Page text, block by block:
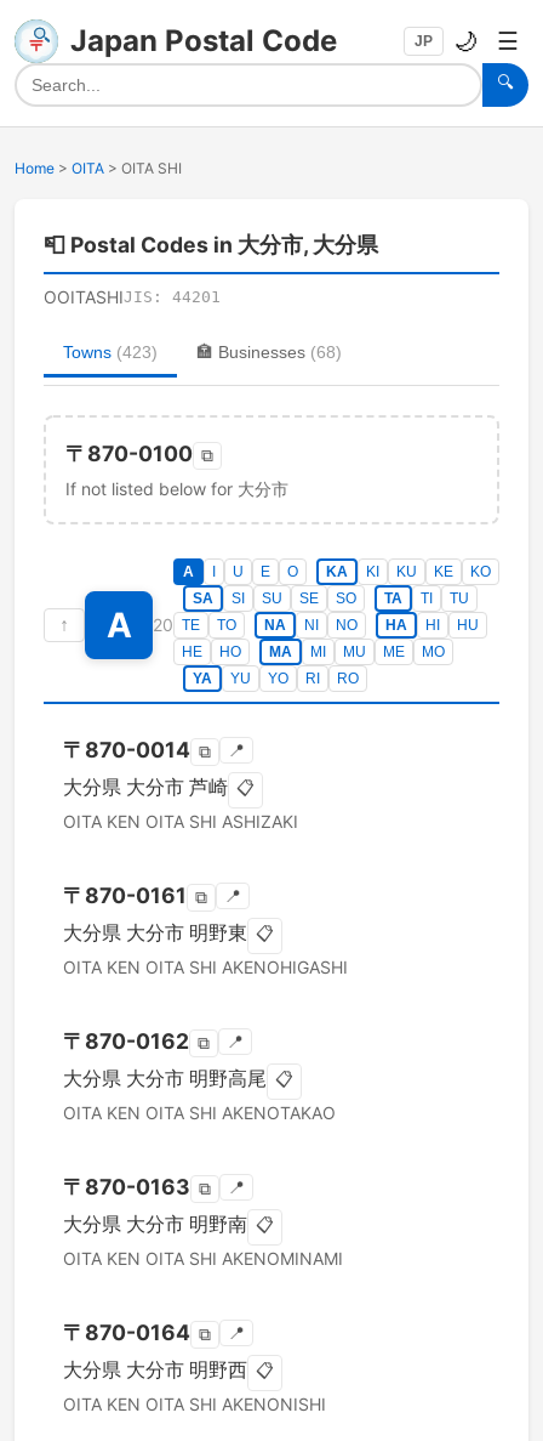
Japan Postal Code
🔍
JP 🌙 ☰
Home > OITA > OITA SHI
📮 Postal Codes in 大分市, 大分県
OOITASHIJIS: 44201
Towns (423) 🏣 Businesses (68)
〒 870-0100 ⧉
If not listed below for 大分市
↑ A 20
A U E O KA KI KU KE
KO
SA
SI SU SE SO TA TI
TU
TE
TO NA NI NO HA HI
HU
HE
HO MA MI MU ME
MO
YA
YU YO RI RO
〒 870-0014 ⧉ 📍
大分県 大分市 芦崎 📋
OITA KEN OITA SHI ASHIZAKI
〒 870-0161 ⧉ 📍
大分県 大分市 明野東 📋
OITA KEN OITA SHI AKENOHIGASHI
〒 870-0162 ⧉ 📍
大分県 大分市 明野高尾 📋
OITA KEN OITA SHI AKENOTAKAO
〒 870-0163 ⧉ 📍
大分県 大分市 明野南 📋
OITA KEN OITA SHI AKENOMINAMI
〒 870-0164 ⧉ 📍
大分県 大分市 明野西 📋
OITA KEN OITA SHI AKENONISHI